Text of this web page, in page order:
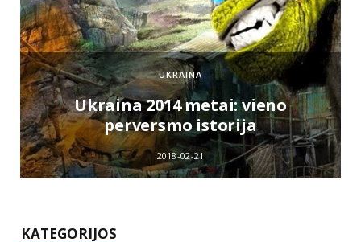
UKRAINA
Ukraina 2014 metai: vieno
perversmo istorija
2018-02-21
KATEGORIJOS